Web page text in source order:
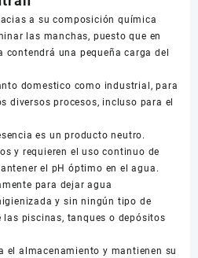
a su composición química
las manchas, puesto que en
contendrá una pequeña carga del
domestico como industrial, para
diversos procesos, incluso para el
es un producto neutro.
y requieren el uso continuo de
el pH óptimo en el agua.
para dejar agua
y sin ningún tipo de
las piscinas, tanques o depósitos
el almacenamiento y mantienen su